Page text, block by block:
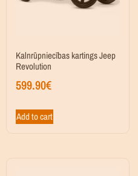
Kalnrūpniecības kartings Jeep
Revolution
599.90€
Add to cart